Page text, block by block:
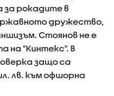
за рокадите в
дружество,
Стоянов не е
на "Кинтекс". В
защо са
лв. към офшорна